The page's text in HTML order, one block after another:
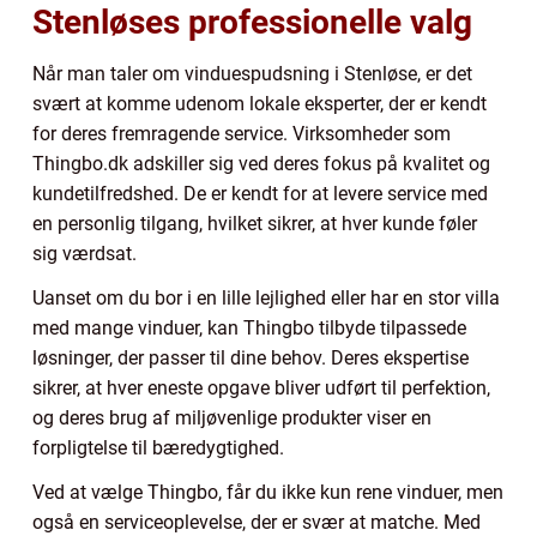
Stenløses professionelle valg
Når man taler om vinduespudsning i Stenløse, er det
svært at komme udenom lokale eksperter, der er kendt
for deres fremragende service. Virksomheder som
Thingbo.dk adskiller sig ved deres fokus på kvalitet og
kundetilfredshed. De er kendt for at levere service med
en personlig tilgang, hvilket sikrer, at hver kunde føler
sig værdsat.
Uanset om du bor i en lille lejlighed eller har en stor villa
med mange vinduer, kan Thingbo tilbyde tilpassede
løsninger, der passer til dine behov. Deres ekspertise
sikrer, at hver eneste opgave bliver udført til perfektion,
og deres brug af miljøvenlige produkter viser en
forpligtelse til bæredygtighed.
Ved at vælge Thingbo, får du ikke kun rene vinduer, men
også en serviceoplevelse, der er svær at matche. Med